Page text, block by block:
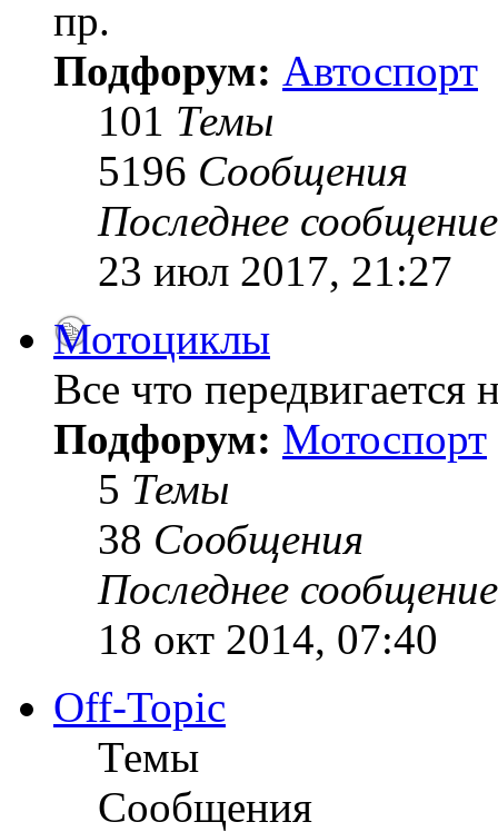
пр.
Подфорум: Автоспорт
101 Темы
5196 Сообщения
Последнее сообщение
23 июл 2017, 21:27
Мотоциклы
Все что передвигается
Подфорум: Мотоспорт
5 Темы
38 Сообщения
Последнее сообщение
18 окт 2014, 07:40
Off-Topic
Темы
Сообщения